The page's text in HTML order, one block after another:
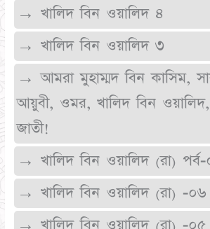
→ খালিদ বিন ওয়ালিদ ৪
→ খালিদ বিন ওয়ালিদ ৩
→ আমরা মুহাম্মদ বিন কাসিম,
আয়ুবী, ওমর, খালিদ বিন
জাতী!
→ খালিদ বিন ওয়ালিদ (রা)
→ খালিদ বিন ওয়ালিদ (রা) -০৬
→ খালিদ বিন ওয়ালিদ (রা) -০৫